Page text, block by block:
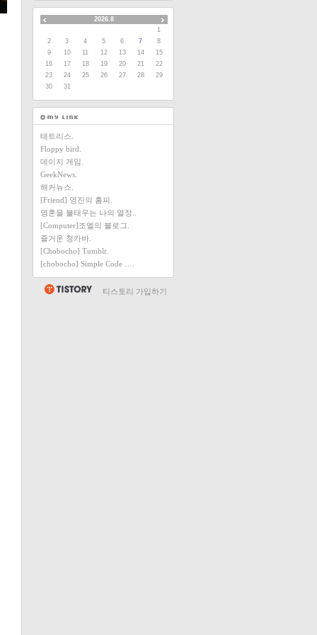
2026.8
1
2
3 4 5 6 7
8
9
10 11 12 13 14
15
16
17 18 19 20 21
22
23
24 25 26 27 28
29
30
31
테트리스.
Floppy bird.
데이지 게임.
GeekNews.
해커뉴스.
[Friend] 영진의 홈피.
영혼을 불태우는 나의 열정..
[Computer]조엘의 블로그.
즐거운 청카바.
[Chobocho] Tumblr.
[chobocho] Simple Code ….
티스토리 가입하기